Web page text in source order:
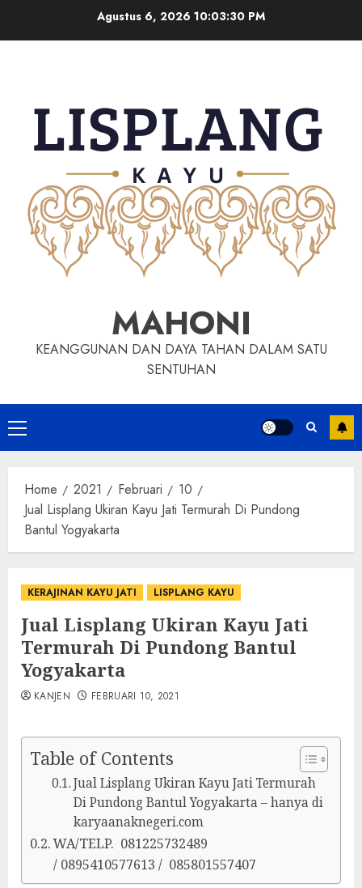
Agustus 6, 2026 10:03:30 PM
MAHONI
KEANGGUNAN DAN DAYA TAHAN DALAM SATU
SENTUHAN
Home 2021 Februari
10
Jual Lisplang Ukiran Kayu Jati Termurah Di Pundong
Bantul Yogyakarta
KERAJINAN KAYU JATI LISPLANG KAYU
Jual Lisplang Ukiran Kayu Jati
Termurah Di Pundong Bantul
Yogyakarta
KANJEN FEBRUARI 10, 2021
Table of Contents
Jual Lisplang Ukiran Kayu Jati Termurah
Di Pundong Bantul Yogyakarta – hanya di
karyaanaknegeri.com
WA/TELP. 081225732489
/ 0895410577613 / 085801557407